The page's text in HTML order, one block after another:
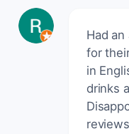
Had
for
in
drinks